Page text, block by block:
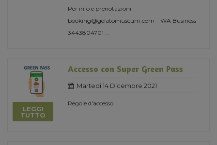
Per info e prenotazioni
booking@gelatomuseum.com – WA Business
3443804701
LEGGI
TUTTO
Accesso con Super Green Pass
Martedi 14 Dicembre 2021
Regole d'accesso